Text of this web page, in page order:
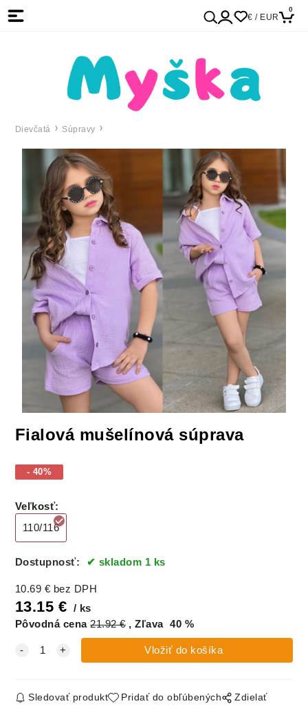
€ / EUR
0
Dievčatá Súpravy
Fialová mušelínová súprava
- 40%
Veľkosť:
110/116
Dostupnosť: skladom 1 ks
10.69 € bez DPH
13.15 €
ks
Pôvodná cena 21.92€ Zľava 40 %
Sledovať produkt Pridať do obľúbených Zdielať